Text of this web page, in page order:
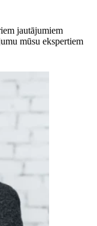
jautājumiem
mūsu ekspertiem